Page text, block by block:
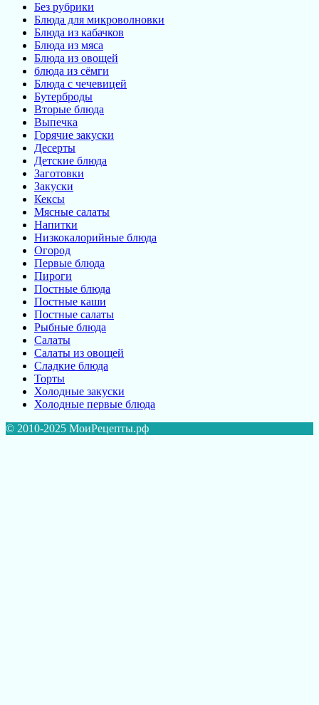
Без рубрики
Блюда для микроволновки
Блюда из кабачков
Блюда из мяса
Блюда из овощей
блюда из сёмги
Блюда с чечевицей
Бутерброды
Вторые блюда
Выпечка
Горячие закуски
Десерты
Детские блюда
Заготовки
Закуски
Кексы
Мясные салаты
Напитки
Низкокалорийные блюда
Огород
Первые блюда
Пироги
Постные блюда
Постные каши
Постные салаты
Рыбные блюда
Салаты
Салаты из овощей
Сладкие блюда
Торты
Холодные закуски
Холодные первые блюда
© 2010-2025 МоиРецепты.рф